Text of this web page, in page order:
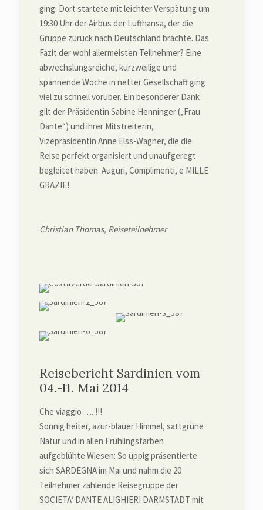
ging. Dort startete mit leichter Verspätung um
19:30 Uhr der Airbus der Lufthansa, der die
Gruppe zurück nach Deutschland brachte. Das
Fazit der wohl allermeisten Teilnehmer? Eine
abwechslungsreiche, kurzweilige und
spannende Woche in netter Gesellschaft ging
viel zu schnell vorüber. Ein besonderer Dank
gilt der Präsidentin Sabine Henninger („Frau
Dante“) und ihrer Mitstreiterin,
Vizepräsidentin Anne Elss-Wagner, die die
Reise perfekt organisiert und unaufgeregt
begleitet haben. Auguri, Complimenti, e MILLE
GRAZIE!
Christian Thomas, Reiseteilnehmer
Reisebericht Sardinien vom
04.-11. Mai 2014
Che viaggio …. !!!
Sonnig heiter, azur-blauer Himmel, sattgrüne
Natur und in allen Frühlingsfarben
aufgeblühte Wiesen: So üppig präsentierte
sich SARDEGNA im Mai und nahm die 20
Teilnehmer zählende Reisegruppe der
SOCIETA‘ DANTE ALIGHIERI DARMSTADT mit